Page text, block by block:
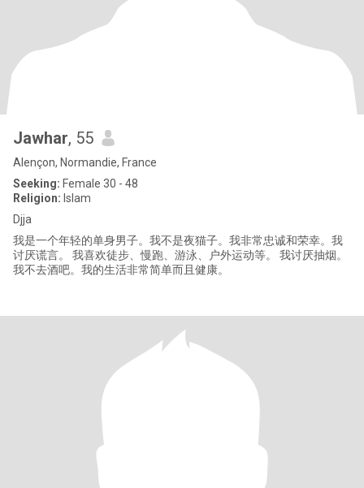
Jawhar, 55
Alençon, Normandie, France
Seeking: Female 30 - 48
Religion: Islam
Djja
我是一个年轻的单身男子。我不是夜猫子。我非常忠诚和荣幸。我
讨厌谎言。 我喜欢徒步、慢跑、游泳、户外运动等。 我讨厌抽烟。
我不去酒吧。我的生活非常简单而且健康。